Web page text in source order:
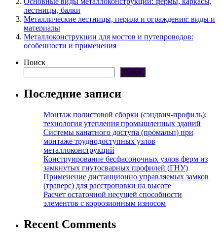
лестницы, балки
Металлические лестницы, перила и ограждения: виды и
материалы
Металлоконструкции для мостов и путепроводов:
особенности и применения
Поиск
Поиск
Последние записи
Монтаж полистовой сборки (сэндвич-профиль):
технология утепления промышленных зданий
Системы канатного доступа (промальп) при
монтаже труднодоступных узлов
металлоконструкций
Конструирование бесфасоночных узлов ферм из
замкнутых гнутосварных профилей (ГНУ)
Применение дистанционно управляемых замков
(траверс) для расстроповки на высоте
Расчет остаточной несущей способности
элементов с коррозионным износом
Recent Comments